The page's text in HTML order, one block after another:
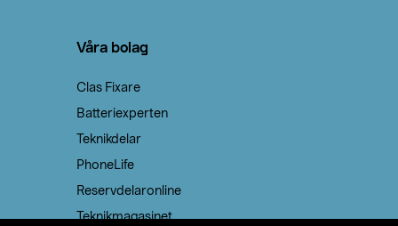
Våra bolag
Clas Fixare
Batteriexperten
Teknikdelar
PhoneLife
Reservdelaronline
Teknikmagasinet